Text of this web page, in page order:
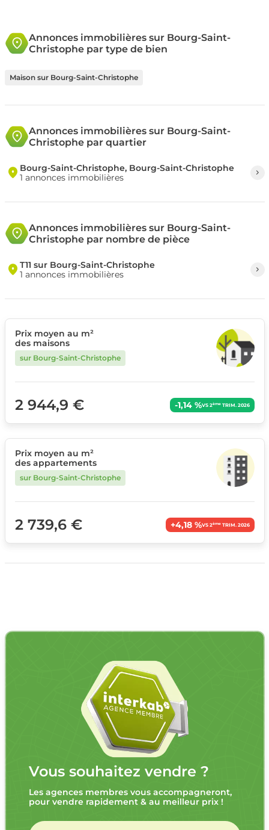
Annonces immobilières sur Bourg-Saint-
Christophe par type de bien
Maison sur Bourg-Saint-Christophe
Annonces immobilières sur Bourg-Saint-
Christophe par quartier
Bourg-Saint-Christophe, Bourg-Saint-Christophe
1 annonces immobilières
Annonces immobilières sur Bourg-Saint-
Christophe par nombre de pièce
T11 sur Bourg-Saint-Christophe
1 annonces immobilières
Prix moyen au m²
des maisons
sur Bourg-Saint-Christophe
2 944,9 € -1,14 %VS 2èmeTRIM. 2026
Prix moyen au m²
des appartements
sur Bourg-Saint-Christophe
2 739,6 € +4,18 %VS 2èmeTRIM. 2026
Vous souhaitez vendre ?
Les agences membres vous accompagneront,
pour vendre rapidement & au meilleur prix !